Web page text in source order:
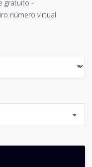
gratuito -
número virtual